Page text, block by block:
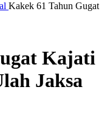
Kakek 61 Tahun Gugat
Kajati
Jaksa